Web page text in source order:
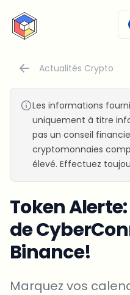
CryptoTicker
Actualités Crypto
Les informations
uniquement à titre
pas un conseil
cryptomonnaies
élevé. Effectuez
Token Alerte:
de
Binance!
Marquez vos